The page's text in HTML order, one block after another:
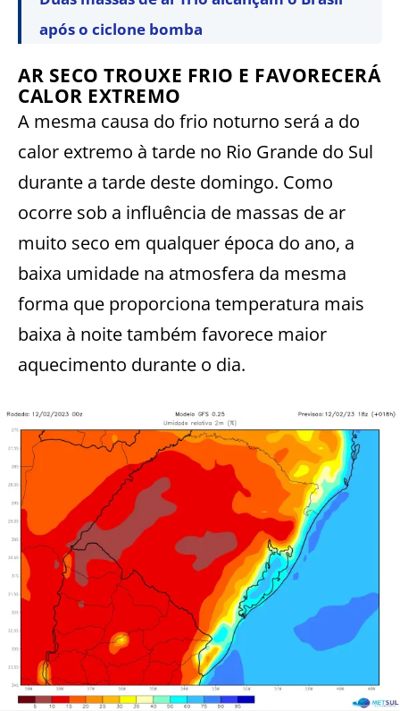
após o ciclone bomba
AR SECO TROUXE FRIO E FAVORECERÁ
CALOR EXTREMO
A mesma causa do frio noturno será a do
calor extremo à tarde no Rio Grande do Sul
durante a tarde deste domingo. Como
ocorre sob a influência de massas de ar
muito seco em qualquer época do ano, a
baixa umidade na atmosfera da mesma
forma que proporciona temperatura mais
baixa à noite também favorece maior
aquecimento durante o dia.